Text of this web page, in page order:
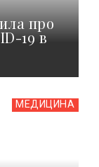
про
19 в
МЕДИЦИНА